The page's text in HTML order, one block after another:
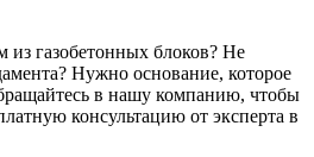
газобетонных блоков? Не
Нужно основание, которое
в нашу компанию, чтобы
консультацию от эксперта в